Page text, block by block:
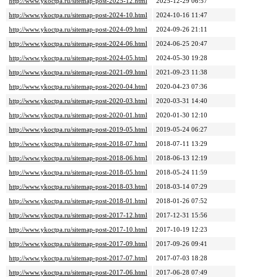
http://www.ykoctpa.ru/sitemap-post-2024-10.html
2024-10-16 11:47
http://www.ykoctpa.ru/sitemap-post-2024-09.html
2024-09-26 21:11
http://www.ykoctpa.ru/sitemap-post-2024-06.html
2024-06-25 20:47
http://www.ykoctpa.ru/sitemap-post-2024-05.html
2024-05-30 19:28
http://www.ykoctpa.ru/sitemap-post-2021-09.html
2021-09-23 11:38
http://www.ykoctpa.ru/sitemap-post-2020-04.html
2020-04-23 07:36
http://www.ykoctpa.ru/sitemap-post-2020-03.html
2020-03-31 14:40
http://www.ykoctpa.ru/sitemap-post-2020-01.html
2020-01-30 12:10
http://www.ykoctpa.ru/sitemap-post-2019-05.html
2019-05-24 06:27
http://www.ykoctpa.ru/sitemap-post-2018-07.html
2018-07-11 13:29
http://www.ykoctpa.ru/sitemap-post-2018-06.html
2018-06-13 12:19
http://www.ykoctpa.ru/sitemap-post-2018-05.html
2018-05-24 11:59
http://www.ykoctpa.ru/sitemap-post-2018-03.html
2018-03-14 07:29
http://www.ykoctpa.ru/sitemap-post-2018-01.html
2018-01-26 07:52
http://www.ykoctpa.ru/sitemap-post-2017-12.html
2017-12-31 15:56
http://www.ykoctpa.ru/sitemap-post-2017-10.html
2017-10-19 12:23
http://www.ykoctpa.ru/sitemap-post-2017-09.html
2017-09-26 09:41
http://www.ykoctpa.ru/sitemap-post-2017-07.html
2017-07-03 18:28
http://www.ykoctpa.ru/sitemap-post-2017-06.html
2017-06-28 07:49